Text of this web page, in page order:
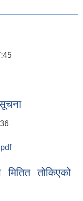
सूचना
मितित तोकिएको